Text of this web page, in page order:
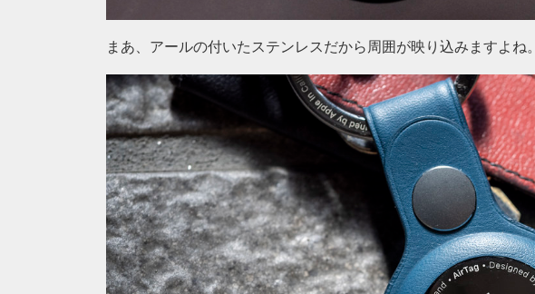
まあ、アールの付いたステンレスだから周囲が映り込みますよね。